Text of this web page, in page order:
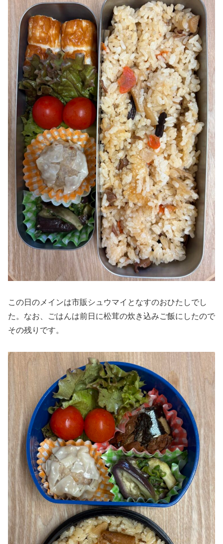
この日のメインは市販シュウマイとなすのおひたしでし
た。なお、ごはんは前日に松茸の炊き込みご飯にしたので
その残りです。